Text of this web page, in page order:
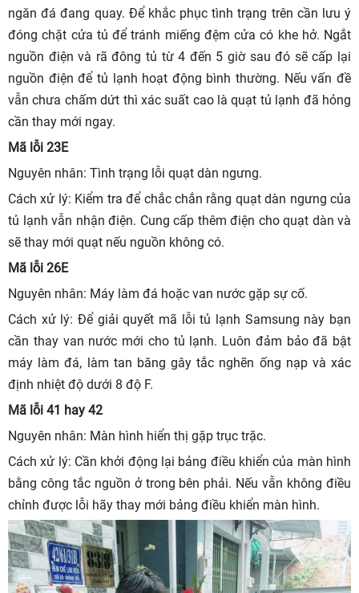
ngăn đá đang quay. Để khắc phục tình trạng trên cần lưu ý
đóng chặt cửa tủ để tránh miếng đệm cửa có khe hở. Ngắt
nguồn điện và rã đông tủ từ 4 đến 5 giờ sau đó sẽ cấp lại
nguồn điện để tủ lạnh hoạt động bình thường. Nếu vấn đề
vẫn chưa chấm dứt thì xác suất cao là quạt tủ lạnh đã hỏng
cần thay mới ngay.
Mã lỗi 23E
Nguyên nhân: Tình trạng lỗi quạt dàn ngưng.
Cách xử lý: Kiểm tra để chắc chắn rằng quạt dàn ngưng của
tủ lạnh vẫn nhận điện. Cung cấp thêm điện cho quạt dàn và
sẽ thay mới quạt nếu nguồn không có.
Mã lỗi 26E
Nguyên nhân: Máy làm đá hoặc van nước gặp sự cố.
Cách xử lý: Để giải quyết mã lỗi tủ lạnh Samsung này bạn
cần thay van nước mới cho tủ lạnh. Luôn đảm bảo đã bật
máy làm đá, làm tan băng gây tắc nghẽn ống nạp và xác
định nhiệt độ dưới 8 độ F.
Mã lỗi 41 hay 42
Nguyên nhân: Màn hình hiển thị gặp trục trặc.
Cách xử lý: Cần khởi động lại bảng điều khiển của màn hình
bằng công tắc nguồn ở trong bên phải. Nếu vẫn không điều
chỉnh được lỗi hãy thay mới bảng điều khiển màn hình.